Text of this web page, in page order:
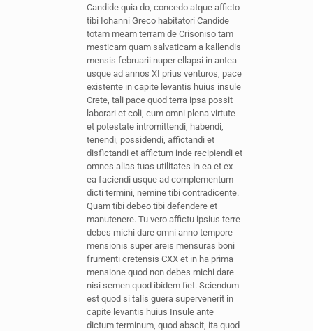
Candide quia do, concedo atque afficto
tibi Iohanni Greco habitatori Candide
totam meam terram de Crisoniso tam
mesticam quam salvaticam a kallendis
mensis februarii nuper ellapsi in antea
usque ad annos XI prius venturos, pace
existente in capite levantis huius insule
Crete, tali pace quod terra ipsa possit
laborari et coli, cum omni plena virtute
et potestate intromittendi, habendi,
tenendi, possidendi, affictandi et
disfìctandi et affictum inde recipiendi et
omnes alias tuas utilitates in ea et ex
ea faciendi usque ad complementum
dicti termini, nemine tibi contradicente.
Quam tibi debeo tibi defendere et
manutenere. Tu vero affictu ipsius terre
debes michi dare omni anno tempore
mensionis super areis mensuras boni
frumenti cretensis CXX et in ha prima
mensione quod non debes michi dare
nisi semen quod ibidem fiet. Sciendum
est quod si talis guera supervenerit in
capite levantis huius Insule ante
dictum terminum, quod abscit, ita quod